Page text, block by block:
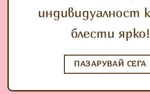
индивидуалност
блести ярко!
ПАЗАРУВАЙ СЕГА